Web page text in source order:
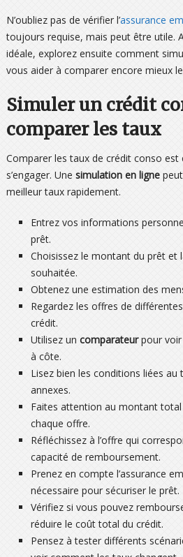
N’oubliez pas de vérifier l’assurance
toujours requise, mais peut être utile.
idéale, explorez ensuite comment
vous aider à comparer encore mieux
Simuler un crédit
comparer les taux
Comparer les taux de crédit conso est
s’engager. Une simulation en lignepeut
meilleur taux rapidement.
Entrez vos informations
prêt.
Choisissez le montant du prêt et
souhaitée.
Obtenez une estimation des
Regardez les offres de
crédit.
Utilisez un comparateurpour voir
à côte.
Lisez bien les conditions liées
annexes.
Faites attention au montant
chaque offre.
Réfléchissez à l’offre qui
capacité de remboursement.
Prenez en compte l’assurance
nécessaire pour sécuriser le prêt.
Vérifiez si vous pouvez
réduire le coût total du crédit.
Pensez à tester différents